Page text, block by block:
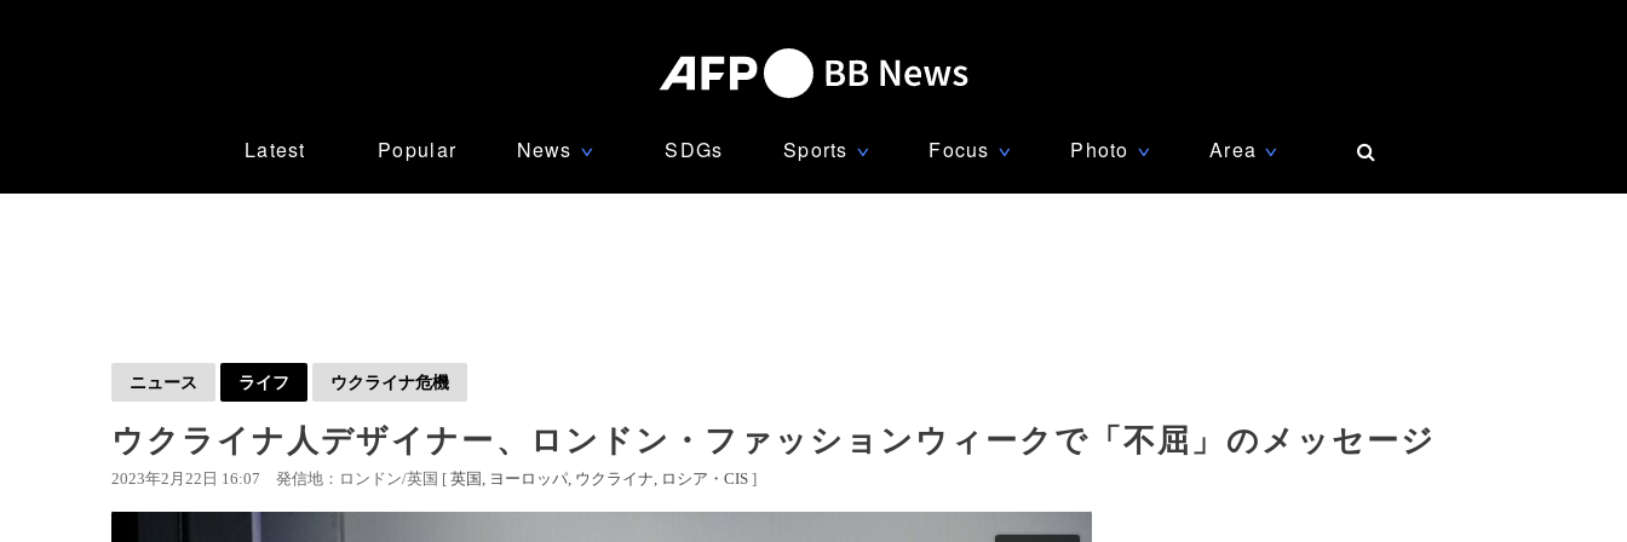
Latest Popular News ∨ SDGs Sports ∨ Focus ∨ Photo ∨ Area ∨
ニュース ライフ ウクライナ危機
ウクライナ人デザイナー、ロンドン・ファッションウィークで「不屈」のメッセージ
2023年2月22日 16:07 発信地：ロンドン/英国 [ 英国 ヨーロッパ ウクライナ ロシア・CIS ]